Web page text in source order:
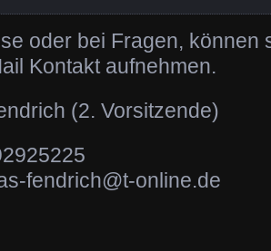
oder bei Fragen, können
Kontakt aufnehmen.
(2. Vorsitzende)
fendrich@t-online.de